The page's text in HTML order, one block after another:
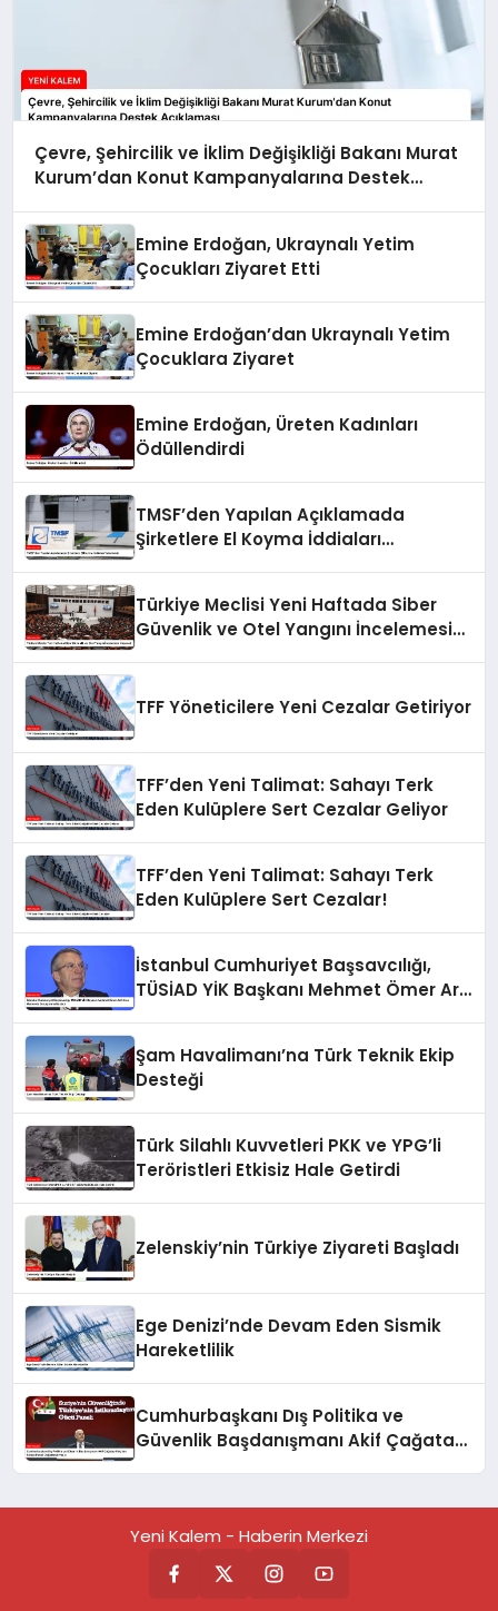
Çevre, Şehircilik ve İklim Değişikliği Bakanı Murat
Kurum’dan Konut Kampanyalarına Destek
Emine Erdoğan, Ukraynalı Yetim
Çocukları Ziyaret Etti
Emine Erdoğan’dan Ukraynalı Yetim
Çocuklara Ziyaret
Emine Erdoğan, Üreten Kadınları
Ödüllendirdi
TMSF’den Yapılan Açıklamada
Şirketlere El Koyma İddiaları
Türkiye Meclisi Yeni Haftada Siber
Güvenlik ve Otel Yangını İncelemesi
TFF Yöneticilere Yeni Cezalar Getiriyor
TFF’den Yeni Talimat: Sahayı Terk
Eden Kulüplere Sert Cezalar Geliyor
TFF’den Yeni Talimat: Sahayı Terk
Eden Kulüplere Sert Cezalar!
İstanbul Cumhuriyet Başsavcılığı,
TÜSİAD YİK Başkanı Mehmet Ömer Arif
Şam Havalimanı’na Türk Teknik Ekip
Desteği
Türk Silahlı Kuvvetleri PKK ve YPG’li
Teröristleri Etkisiz Hale Getirdi
Zelenskiy’nin Türkiye Ziyareti Başladı
Ege Denizi’nde Devam Eden Sismik
Hareketlilik
Cumhurbaşkanı Dış Politika ve
Güvenlik Başdanışmanı Akif Çağatay
Yeni Kalem - Haberin Merkezi